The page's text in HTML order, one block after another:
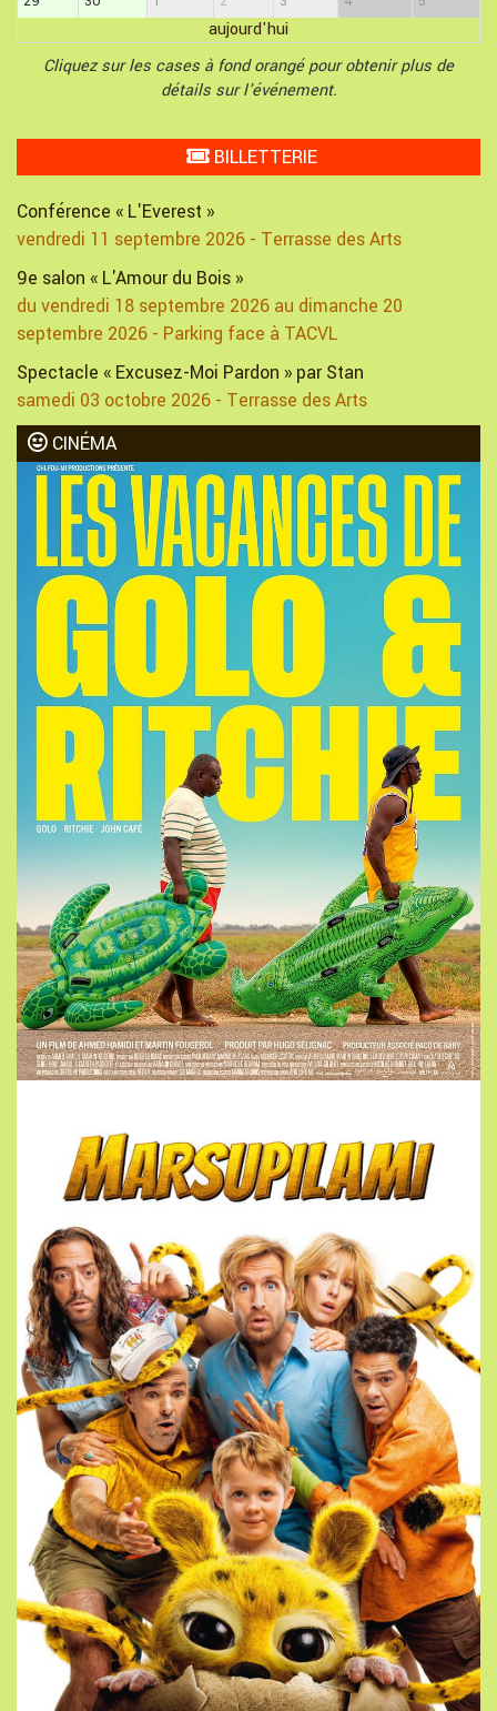
aujourd'hui
Cliquez sur les cases à fond orangé pour obtenir plus de
détails sur l'événement.
BILLETTERIE
Conférence « L'Everest »
vendredi 11 septembre 2026 - Terrasse des Arts
9e salon « L'Amour du Bois »
du vendredi 18 septembre 2026 au dimanche 20
septembre 2026 - Parking face à TACVL
Spectacle « Excusez-Moi Pardon » par Stan
samedi 03 octobre 2026 - Terrasse des Arts
CINÉMA